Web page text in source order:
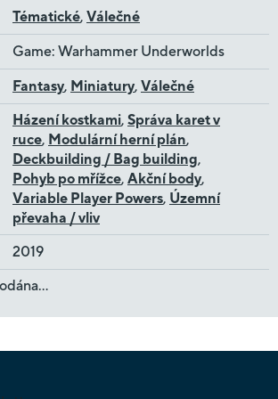
Tématické, Válečné
Game: Warhammer Underworlds
Fantasy, Miniatury, Válečné
Házení kostkami, Správa karet v
ruce, Modulární herní plán,
Deckbuilding / Bag building,
Pohyb po mřížce, Akční body,
Variable Player Powers, Územní
převaha / vliv
2019